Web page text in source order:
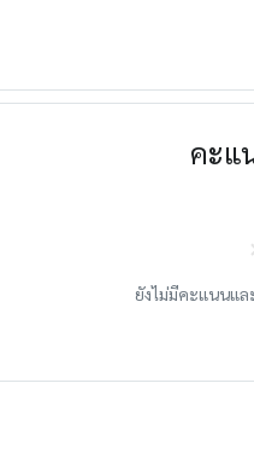
คะแ
ยังไม่มีคะแนนแ